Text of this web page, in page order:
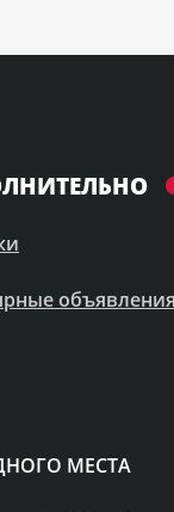
объявления
МЕСТА